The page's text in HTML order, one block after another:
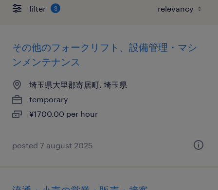
filter 3
その他のフォークリフト、設備管理・マシ
ンメンテナンス
埼玉県大里郡寄居町, 埼玉県
temporary
¥1700.00 per hour
posted 7 august 2025